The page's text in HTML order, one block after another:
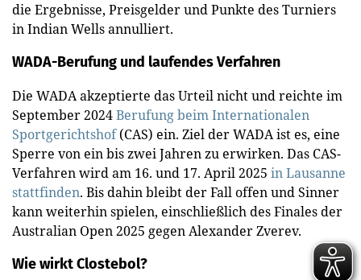
die Ergebnisse, Preisgelder und Punkte des Turniers
in Indian Wells annulliert.
WADA-Berufung und laufendes Verfahren
Die WADA akzeptierte das Urteil nicht und reichte im
September 2024Berufung beim Internationalen
Sportgerichtshof(CAS) ein. Ziel der WADA ist es, eine
Sperre von ein bis zwei Jahren zu erwirken. Das CAS-
Verfahren wird am 16. und 17. April 2025 in Lausanne
stattfinden. Bis dahin bleibt der Fall offen und Sinner
kann weiterhin spielen, einschließlich des Finales der
Australian Open 2025 gegen Alexander Zverev.
Wie wirkt Clostebol?